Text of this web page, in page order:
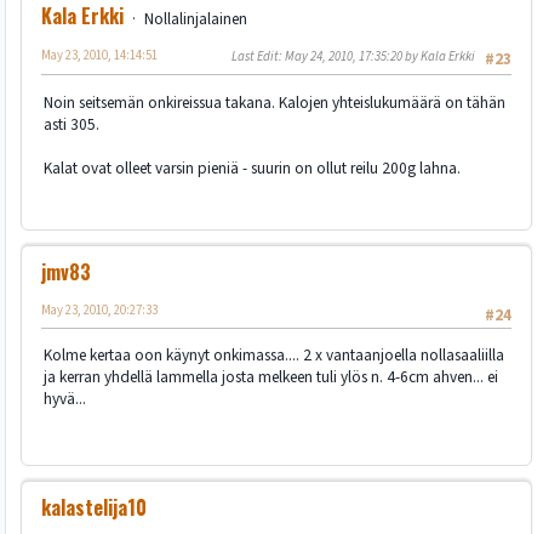
Kala Erkki
Nollalinjalainen
#23
May 23, 2010, 14:14:51 Last Edit: May 24, 2010, 17:35:20 by Kala Erkki
Noin seitsemän onkireissua takana. Kalojen yhteislukumäärä on tähän
asti 305.
Kalat ovat olleet varsin pieniä - suurin on ollut reilu 200g lahna.
jmv83
#24
May 23, 2010, 20:27:33
Kolme kertaa oon käynyt onkimassa.... 2 x vantaanjoella nollasaaliilla
ja kerran yhdellä lammella josta melkeen tuli ylös n. 4-6cm ahven... ei
hyvä...
kalastelija10